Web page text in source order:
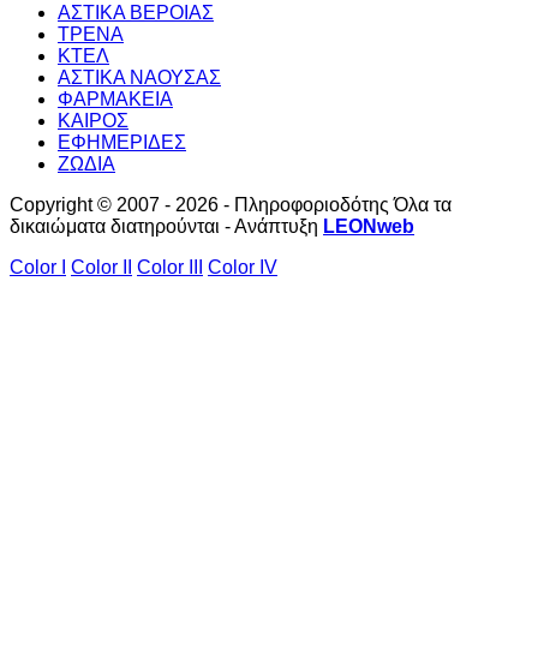
ΑΣΤΙΚΑ ΒΕΡΟΙΑΣ
ΤΡΕΝΑ
ΚΤΕΛ
ΑΣΤΙΚΑ ΝΑΟΥΣΑΣ
ΦΑΡΜΑΚΕΙΑ
ΚΑΙΡΟΣ
ΕΦΗΜΕΡΙΔΕΣ
ΖΩΔΙΑ
Copyright © 2007 - 2026 - Πληροφοριοδότης Όλα τα
δικαιώματα διατηρούνται - Ανάπτυξη LEONweb
Color I
Color II Color III Color IV